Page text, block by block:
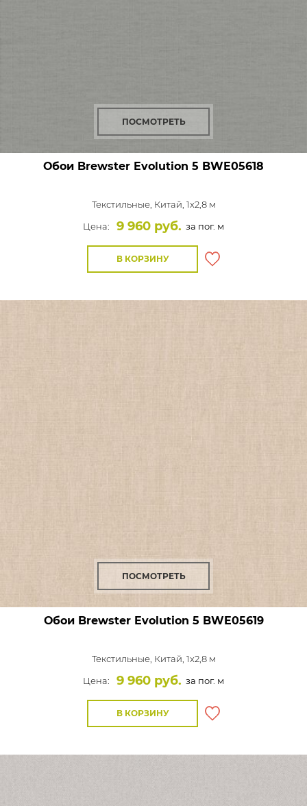
ПОСМОТРЕТЬ
Обои Brewster Evolution 5 BWE05618
Текстильные, Китай, 1x2,8 м
Цена:
9 960 руб. за пог. м
В КОРЗИНУ
ПОСМОТРЕТЬ
Обои Brewster Evolution 5 BWE05619
Текстильные, Китай, 1x2,8 м
Цена:
9 960 руб. за пог. м
В КОРЗИНУ